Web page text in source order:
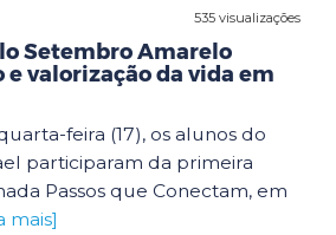
535 visualizações
Setembro Amarelo
valorização da vida em
feira (17), os alunos do
participaram da primeira
Passos que Conectam, em
mais]